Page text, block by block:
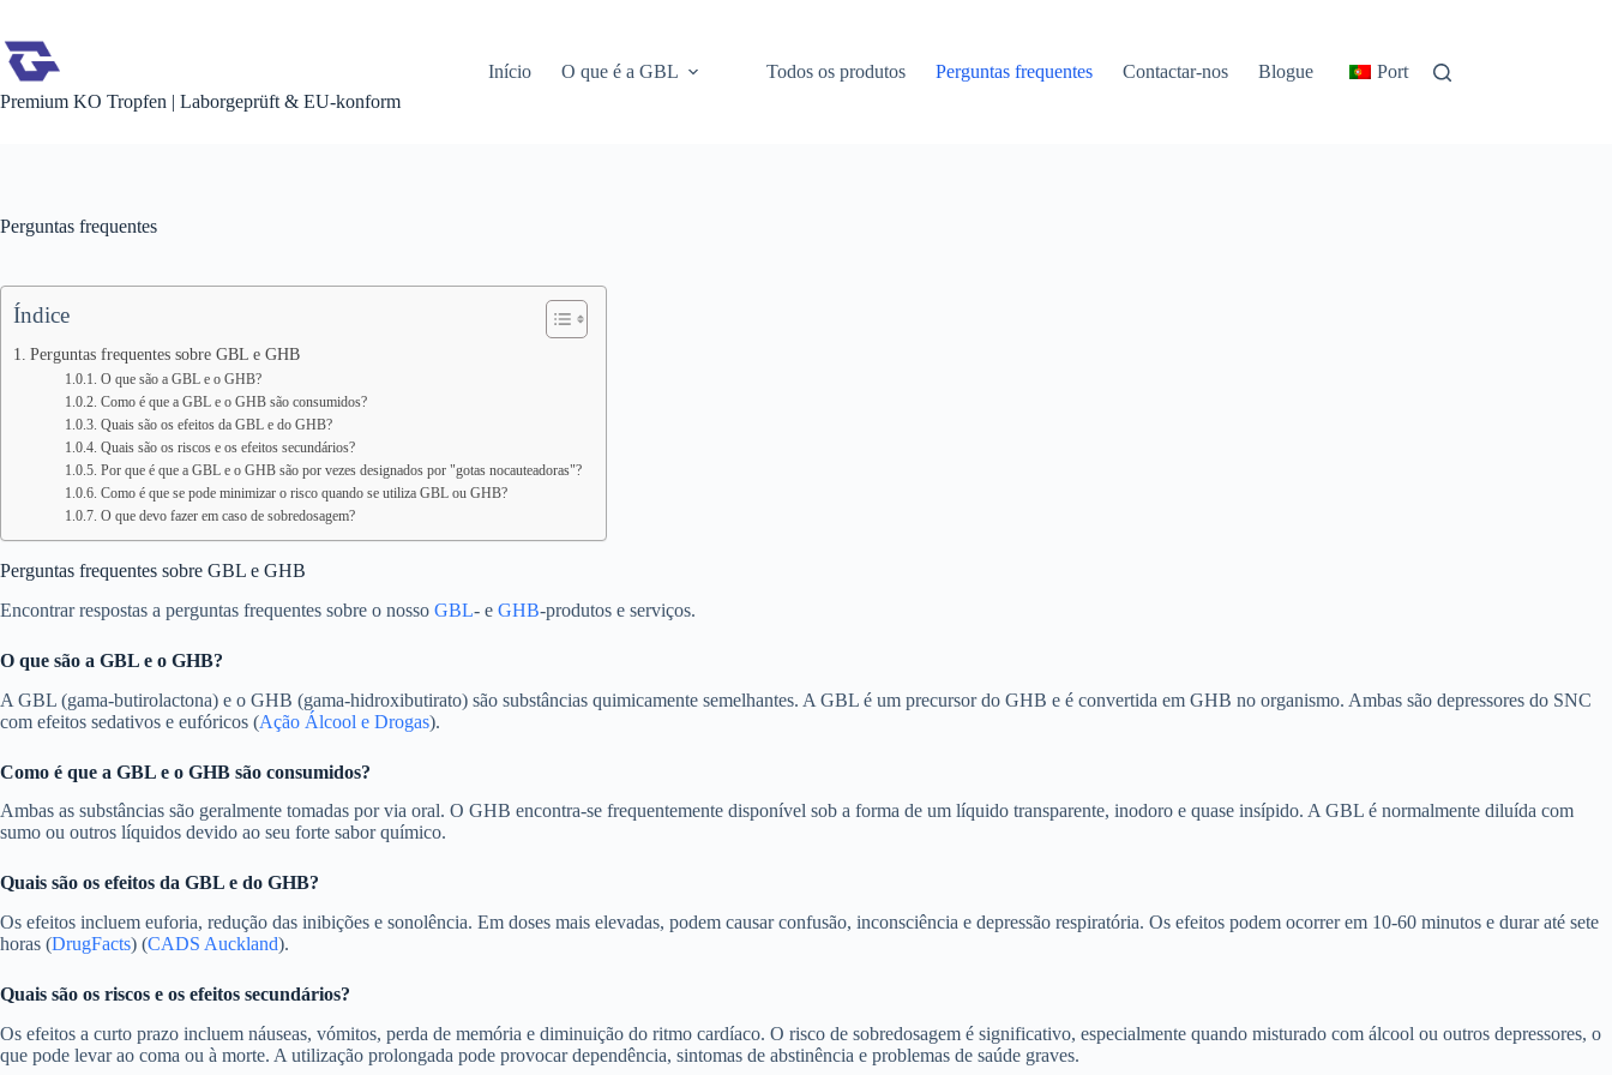
o
conteúdo
Premium KO Tropfen | Laborgeprüft & EU-konform
Início O que é a GBL Todos os produtos Perguntas frequentes Contactar-nos Blogue Portuguese
Perguntas frequentes
Índice
Perguntas frequentes sobre GBL e GHB
O que são a GBL e o GHB?
Como é que a GBL e o GHB são consumidos?
Quais são os efeitos da GBL e do GHB?
Quais são os riscos e os efeitos secundários?
Por que é que a GBL e o GHB são por vezes designados por "gotas nocauteadoras"?
Como é que se pode minimizar o risco quando se utiliza GBL ou GHB?
O que devo fazer em caso de sobredosagem?
Perguntas frequentes sobre GBL e GHB
Encontrar respostas a perguntas frequentes sobre o nosso GBL- e GHB-produtos e serviços.
O que são a GBL e o GHB?
A GBL (gama-butirolactona) e o GHB (gama-hidroxibutirato) são substâncias quimicamente semelhantes. A GBL é um precursor do GHB e é convertida em GHB no organismo. Ambas são depressores do SNC
com efeitos sedativos e eufóricos (Ação Álcool e Drogas).
Como é que a GBL e o GHB são consumidos?
Ambas as substâncias são geralmente tomadas por via oral. O GHB encontra-se frequentemente disponível sob a forma de um líquido transparente, inodoro e quase insípido. A GBL é normalmente diluída com
sumo ou outros líquidos devido ao seu forte sabor químico.
Quais são os efeitos da GBL e do GHB?
Os efeitos incluem euforia, redução das inibições e sonolência. Em doses mais elevadas, podem causar confusão, inconsciência e depressão respiratória. Os efeitos podem ocorrer em 10-60 minutos e durar até sete
horas (DrugFacts) (CADS Auckland).
Quais são os riscos e os efeitos secundários?
Os efeitos a curto prazo incluem náuseas, vómitos, perda de memória e diminuição do ritmo cardíaco. O risco de sobredosagem é significativo, especialmente quando misturado com álcool ou outros depressores, o
que pode levar ao coma ou à morte. A utilização prolongada pode provocar dependência, sintomas de abstinência e problemas de saúde graves.